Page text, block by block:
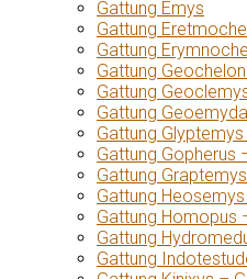
Gattung Emys
Gattung
Gattung
Gattung
Gattung
Gattung
Gattung
Gattung Gopherus
Gattung
Gattung
Gattung Homopus
Gattung
Gattung